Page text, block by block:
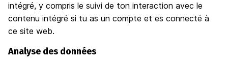
intégré, y compris le suivi de ton interaction avec le
contenu intégré si tu as un compte et es connecté à
ce site web.
Analyse des données